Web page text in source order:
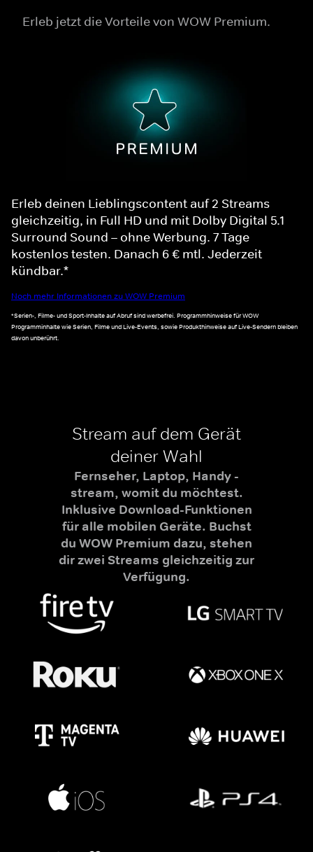
Erleb jetzt die Vorteile von WOW Premium.
Erleb deinen Lieblingscontent auf 2 Streams
gleichzeitig, in Full HD und mit Dolby Digital 5.1
Surround Sound – ohne Werbung. 7 Tage
kostenlos testen. Danach 6 € mtl. Jederzeit
kündbar.*
Noch mehr Informationen zu WOW Premium
*Serien-, Filme- und Sport-Inhalte auf Abruf sind werbefrei. Programmhinweise für WOW
Programminhalte wie Serien, Filme und Live-Events, sowie Produkthinweise auf Live-Sendern bleiben
davon unberührt.
Stream auf dem Gerät
deiner Wahl
Fernseher, Laptop, Handy -
stream, womit du möchtest.
Inklusive Download-Funktionen
für alle mobilen Geräte. Buchst
du WOW Premium dazu, stehen
dir zwei Streams gleichzeitig zur
Verfügung.